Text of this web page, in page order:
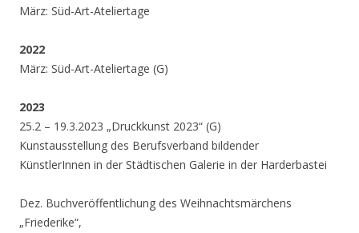
März: Süd-Art-Ateliertage
2022
März: Süd-Art-Ateliertage (G)
2023
25.2 – 19.3.2023 „Druckkunst 2023“ (G)
Kunstausstellung des Berufsverband bildender
KünstlerInnen in der Städtischen Galerie in der Harderbastei
Dez. Buchveröffentlichung des Weihnachtsmärchens
„Friederike“,